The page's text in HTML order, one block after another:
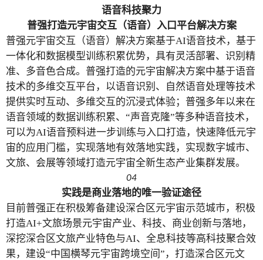
语音科技聚力
普强打造元宇宙交互（语音）入口平台解决方案
普强元宇宙交互（语音）解决方案基于AI语音技术，基于
一体化和数据模型训练积累优势，具有灵活部署、识别精
准、多音色合成。 普强打造的元宇宙解决方案中基于语音
技术的多维交互平台，以语音识别、自然语音处理等技术
提供实时互动、多维交互的沉浸式体验；普强多年以来在
语音领域的数据训练积累、“声音克隆”等多种语音技术，
可以为AI语音预料进一步训练与入口打造，快速降低元宇
宙的应用门槛，实现落地有效落地实践，实现数字城市、
文旅、会展等领域打造元宇宙全新生态产业集群发展。
04
实践是商业落地的唯一验证途径
目前普强正在积极筹备建设深合区元宇宙示范城市，积极
打造AI+文旅场景元宇宙产业、科技、商业创新与落地，
深挖深合区文旅产业特色与AI、全息科技等高科技聚合效
果，建设“中国横琴元宇宙跨境空间”，打造深合区元文